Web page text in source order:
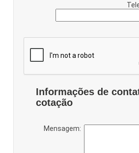
Informações de
cotação
Mensagem: